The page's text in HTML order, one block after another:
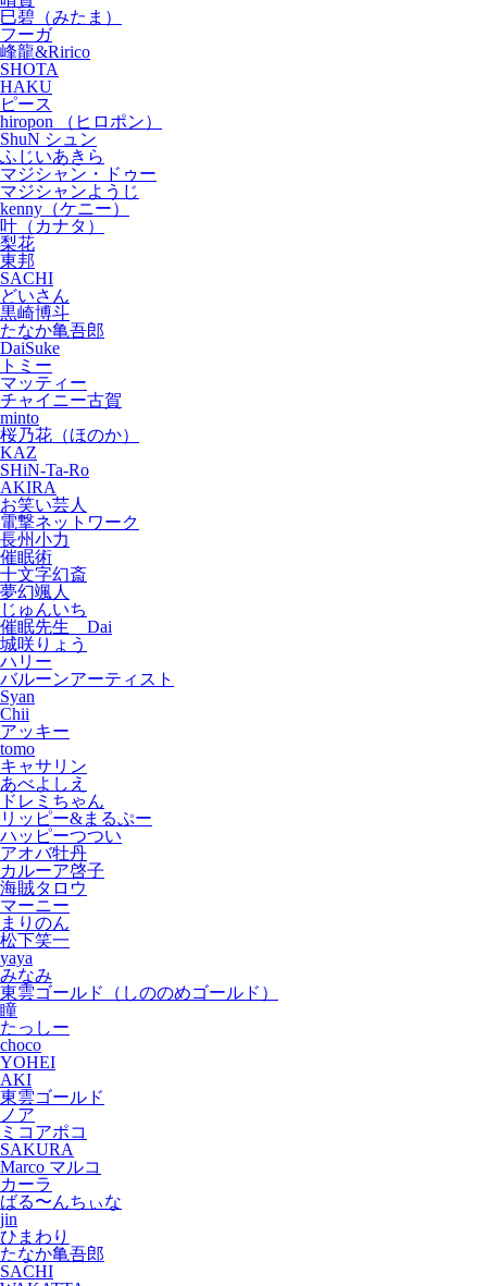
巳碧（みたま）
フーガ
峰龍&Ririco
SHOTA
HAKU
ピース
hiropon （ヒロポン）
ShuN シュン
ふじいあきら
マジシャン・ドゥー
マジシャンようじ
kenny（ケニー）
叶（カナタ）
梨花
東邦
SACHI
どいさん
黒崎博斗
たなか亀吾郎
DaiSuke
トミー
マッティー
チャイニー古賀
minto
桜乃花（ほのか）
KAZ
SHiN-Ta-Ro
AKIRA
お笑い芸人
電撃ネットワーク
長州小力
催眠術
十文字幻斎
夢幻颯人
じゅんいち
催眠先生 Dai
城咲りょう
ハリー
バルーンアーティスト
Syan
Chii
アッキー
tomo
キャサリン
あべよしえ
ドレミちゃん
リッピー&まるぷー
ハッピーつつい
アオバ牡丹
カルーア啓子
海賊タロウ
マーニー
まりのん
松下笑一
yaya
みなみ
東雲ゴールド（しののめゴールド）
瞳
たっしー
choco
YOHEI
AKI
東雲ゴールド
ノア
ミコアポコ
SAKURA
Marco マルコ
カーラ
ばる〜んちぃな
jin
ひまわり
たなか亀吾郎
SACHI